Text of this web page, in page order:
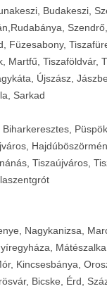
Budakeszi,
Füzesabony,
Martfű, Tiszaföldvár,
Újszász,
Sarkad
Tiszaújváros,
Nagykanizsa,
Kincsesbánya,
Bicske, Érd,